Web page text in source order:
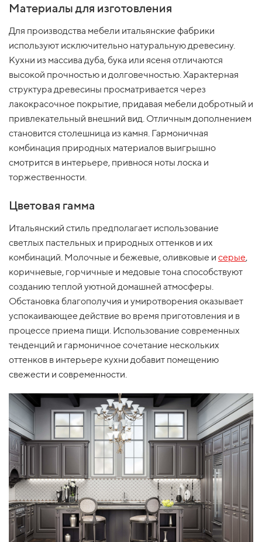
Материалы для изготовления
Для производства мебели итальянские фабрики
используют исключительно натуральную древесину.
Кухни из массива дуба, бука или ясеня отличаются
высокой прочностью и долговечностью. Характерная
структура древесины просматривается через
лакокрасочное покрытие, придавая мебели добротный и
привлекательный внешний вид. Отличным дополнением
становится столешница из камня. Гармоничная
комбинация природных материалов выигрышно
смотрится в интерьере, привнося ноты лоска и
торжественности.
Цветовая гамма
Итальянский стиль предполагает использование
светлых пастельных и природных оттенков и их
комбинаций. Молочные и бежевые, оливковые и серые,
коричневые, горчичные и медовые тона способствуют
созданию теплой уютной домашней атмосферы.
Обстановка благополучия и умиротворения оказывает
успокаивающее действие во время приготовления и в
процессе приема пищи. Использование современных
тенденций и гармоничное сочетание нескольких
оттенков в интерьере кухни добавит помещению
свежести и современности.